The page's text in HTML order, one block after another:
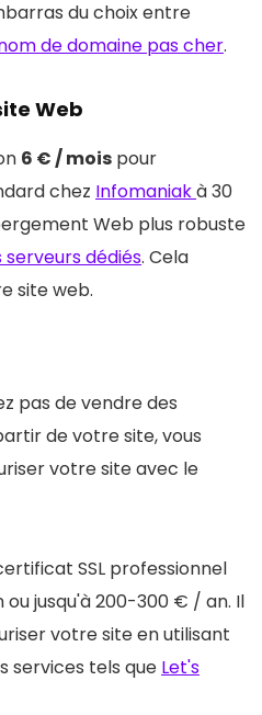
du choix entre
de domaine pas cher.
Web
6 € / mois pour
chez Infomaniakà 30
Web plus robuste
serveurs dédiés. Cela
site web.
pas de vendre des
de votre site, vous
votre site avec le
SSL professionnel
jusqu'à 200-300 € / an. Il
votre site en utilisant
services tels que Let's